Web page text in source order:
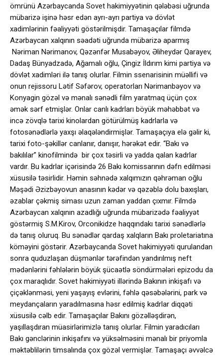
ömrünü Azərbaycanda Sovet hakimiyyətinin qələbəsi uğrunda
mübarizə işinə həsr edən ayrı-ayrı partiya və dövlət
xadimlərinin fəaliyyəti göstərilmişdir. Tamaşaçılar filmdə
Azərbaycan xalqının səadəti uğrunda mübarizə aparmış
Nəriman Nərimanov, Qəzənfər Musabəyov, Əliheydər Qarayev,
Dadaş Bünyadzadə, Ağamalı oğlu, Çingiz İldırım kimi partiya və
dövlət xadimləri ilə tanış olurlar. Filmin ssenarisinin müəllifi və
onun rejissoru Lətif Səfərov, operatorları Nərimanbəyov və
Konyagin gözəl və mənalı sənədli film yaratmaq üçün çox
əmək sərf etmişlər. Onlar canlı kadrları böyük məhəbbət və
incə zövqlə tarixi kinolardan götürülmüş kadrlarla və
fotosənədlərlə yaxşı əlaqələndirmişlər. Tamaşaçıya elə gəlir ki,
tarixi foto-şəkillər canlanır, danışır, hərəkət edir. “Bakı və
bakılılar” kinofilmində bir çox təsirli və yadda qalan kadrlar
vardır. Bu kadrlar içərisində 26 Bakı komissarının dəfn edilməsi
xüsusilə təsirlidir. Həmin səhnədə xalqımızın qəhrəman oğlu
Məşədi Əzizbəyovun anasının kədər və qəzəblə dolu baxışları,
əzablar çəkmiş siması uzun zaman yaddan çıxmır. Filmdə
Azərbaycan xalqının azadlığı uğrunda mübarizədə fəaliyyət
göstərmiş S.M.Kirov, Orconikidze haqqındakı tarixi sənədlərlə
də tanış oluruq. Bu sənədlər qardaş xalqların Bakı proletariatına
köməyini göstərir. Azərbaycanda Sovet hakimiyyəti qurulandan
sonra quduzlaşan düşmənlər tərəfindən yandırılmış neft
mədənlərini fəhlələrin böyük şücaətlə söndürmələri epizodu da
çox maraqlıdır. Sovet hakimiyyəti illərində Bakının inkişafı və
çiçəklənməsi, yeni yaşayış evlərini, fəhlə qəsəbələrini, park və
meydançaların yaradılmasına həsr edilmiş kadrlar diqqəti
xüsusilə cəlb edir. Tamaşaçılar Bakını gözəlləşdirən,
yaşıllaşdıran müasirlərimizlə tanış olurlar. Filmin yaradıcıları
Bakı gənclərinin inkişafını və yüksəlməsini mənalı bir priyomla
məktəblilərin timsalında çox gözəl vermişlər. Tamaşaçı əvvəlcə